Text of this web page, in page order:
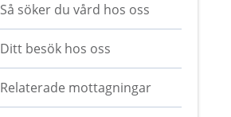
Så söker du vård hos oss
Ditt besök hos oss
Relaterade mottagningar